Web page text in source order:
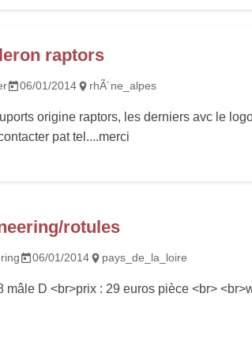
raptors
06/01/2014 rhÃ´ne_alpes
origine raptors, les derniers avc le
pat tel....merci
rotules
06/01/2014 pays_de_la_loire
mâle D <br>prix : 29 euros pièce <br>